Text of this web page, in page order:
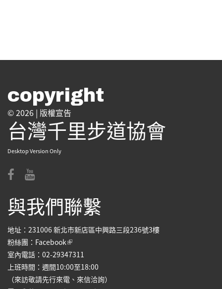
copyright
© 2026 | 版權宣告
台灣千里步道協會
Desktop Version Only
與我們聯繫
地址：231006 新北市新店區中興路三段236號3樓
粉絲團： Facebook(link is external)
室內電話：02-29347311
上班時間：週間10:00至18:00
（來訪敬請先行來電、來信洽詢）